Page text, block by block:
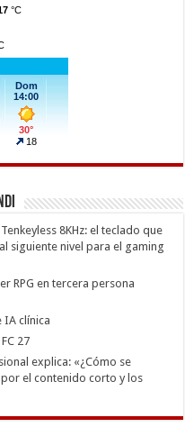
8KHz: el teclado que
siguiente nivel para el gaming
RPG en tercera persona
IA clínica
27
explica: «¿Cómo se
el contenido corto y los